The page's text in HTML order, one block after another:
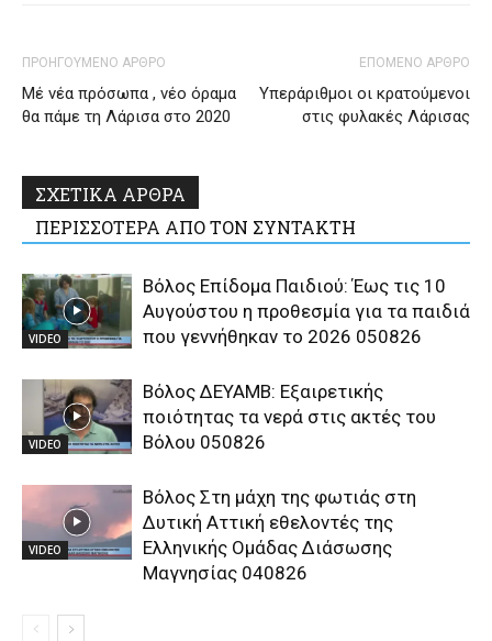
ΠΡΟΗΓΟΥΜΕΝΟ ΑΡΘΡΟ
Μέ νέα πρόσωπα , νέο όραμα
θα πάμε τη Λάρισα στο 2020
ΕΠΟΜΕΝΟ ΑΡΘΡΟ
Υπεράριθμοι οι κρατούμενοι
στις φυλακές Λάρισας
ΣΧΕΤΙΚΑ ΑΡΘΡΑ
ΠΕΡΙΣΣΟΤΕΡΑ ΑΠΟ ΤΟΝ ΣΥΝΤΑΚΤΗ
VIDEO
Βόλος Επίδομα Παιδιού: Έως τις 10
Αυγούστου η προθεσμία για τα παιδιά
που γεννήθηκαν το 2026 050826
VIDEO
Βόλος ΔΕΥΑΜΒ: Εξαιρετικής
ποιότητας τα νερά στις ακτές του
Βόλου 050826
VIDEO
Βόλος Στη μάχη της φωτιάς στη
Δυτική Αττική εθελοντές της
Ελληνικής Ομάδας Διάσωσης
Μαγνησίας 040826